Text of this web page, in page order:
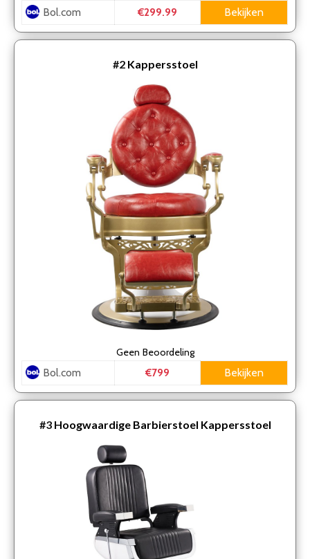
Bol.com €299.99 Bekijken
#2 Kappersstoel
Geen Beoordeling
Bol.com €799 Bekijken
#3 Hoogwaardige Barbierstoel Kappersstoel